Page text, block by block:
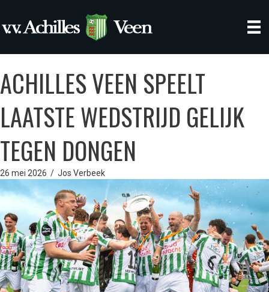
ACHILLES VEEN SPEELT
LAATSTE WEDSTRIJD GELIJK
TEGEN DONGEN
26 mei 2026 / Jos Verbeek